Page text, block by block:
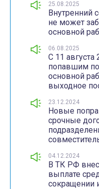
25.08.2025
Внутренний
не может
основной
06.08.2025
С 11 августа
попавшим
основной
выходное
23.12.2024
Новые
срочные
04.12.2024
В ТК РФ
выплате
сокращении